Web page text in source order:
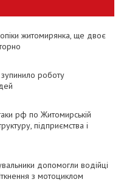
опіки житомирянка, ще двоє
зупинило роботу
рф по Житомирській
підприємства і
допомогли водійці
з мотоциклом